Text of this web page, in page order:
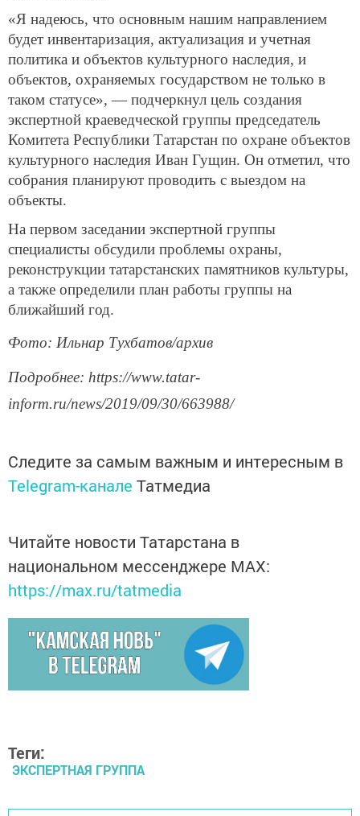
«Я надеюсь, что основным нашим направлением
будет инвентаризация, актуализация и учетная
политика и объектов культурного наследия, и
объектов, охраняемых государством не только в
таком статусе», — подчеркнул цель создания
экспертной краеведческой группы председатель
Комитета Республики Татарстан по охране объектов
культурного наследия Иван Гущин. Он отметил, что
собрания планируют проводить с выездом на
объекты.
На первом заседании экспертной группы
специалисты обсудили проблемы охраны,
реконструкции татарстанских памятников культуры,
а также определили план работы группы на
ближайший год.
Фото: Ильнар Тухбатов/архив
Подробнее: https://www.tatar-
inform.ru/news/2019/09/30/663988/
Следите за самым важным и интересным в
Telegram-канале Татмедиа
Читайте новости Татарстана в
национальном мессенджере MАХ:
https://max.ru/tatmedia
Теги:
ЭКСПЕРТНАЯ ГРУППА